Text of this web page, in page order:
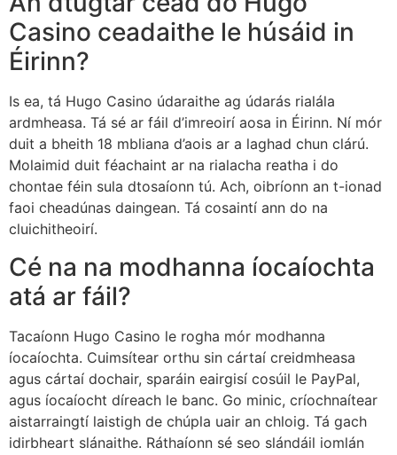
Casino ceadaithe le húsáid in
Éirinn?
Is ea, tá Hugo Casino údaraithe ag údarás rialála
ardmheasa. Tá sé ar fáil d’imreoirí aosa in Éirinn. Ní mór
duit a bheith 18 mbliana d’aois ar a laghad chun clárú.
Molaimid duit féachaint ar na rialacha reatha i do
chontae féin sula dtosaíonn tú. Ach, oibríonn an t-ionad
faoi cheadúnas daingean. Tá cosaintí ann do na
cluichitheoirí.
Cé na na modhanna íocaíochta
atá ar fáil?
Tacaíonn Hugo Casino le rogha mór modhanna
íocaíochta. Cuimsítear orthu sin cártaí creidmheasa
agus cártaí dochair, sparáin eairgisí cosúil le PayPal,
agus íocaíocht díreach le banc. Go minic, críochnaítear
aistarraingtí laistigh de chúpla uair an chloig. Tá gach
idirbheart slánaithe. Ráthaíonn sé seo slándáil iomlán